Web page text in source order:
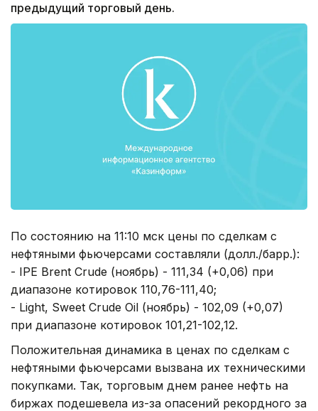
предыдущий торговый день.
По состоянию на 11:10 мск цены по сделкам с
нефтяными фьючерсами составляли (долл./барр.):
- IPE Brent Crude (ноябрь) - 111,34 (+0,06) при
диапазоне котировок 110,76-111,40;
- Light, Sweet Crude Oil (ноябрь) - 102,09 (+0,07)
при диапазоне котировок 101,21-102,12.
Положительная динамика в ценах по сделкам с
нефтяными фьючерсами вызвана их техническими
покупками. Так, торговым днем ранее нефть на
биржах подешевела из-за опасений рекордного за